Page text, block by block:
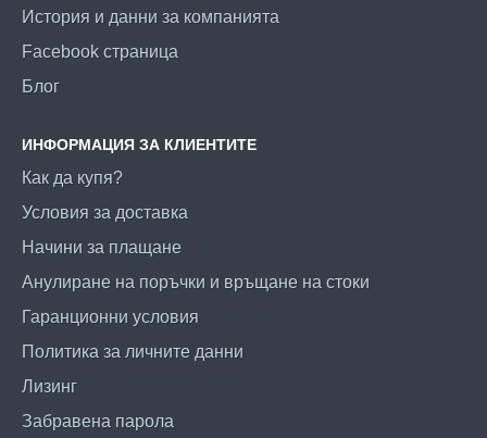
История и данни за компанията
Facebook страница
Блог
ИНФОРМАЦИЯ ЗА КЛИЕНТИТЕ
Как да купя?
Условия за доставка
Начини за плащане
Анулиране на поръчки и връщане на стоки
Гаранционни условия
Политика за личните данни
Лизинг
Забравена парола